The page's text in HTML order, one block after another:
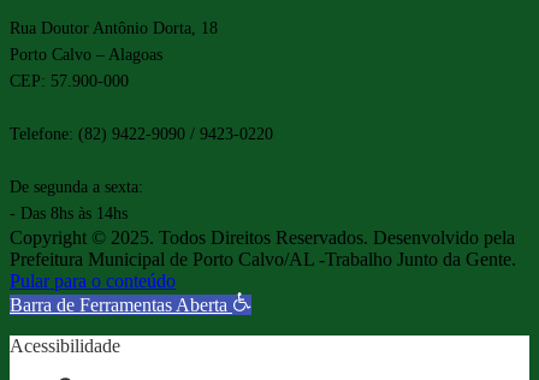
Rua Doutor Antônio Dorta, 18
Porto Calvo – Alagoas
CEP: 57.900-000
Telefone: (82) 9422-9090 / 9423-0220
De segunda a sexta:
- Das 8hs às 14hs
Copyright © 2025. Todos Direitos Reservados. Desenvolvido pela
Prefeitura Municipal de Porto Calvo/AL -Trabalho Junto da Gente.
Pular para o conteúdo
Barra de Ferramentas Aberta
Acessibilidade